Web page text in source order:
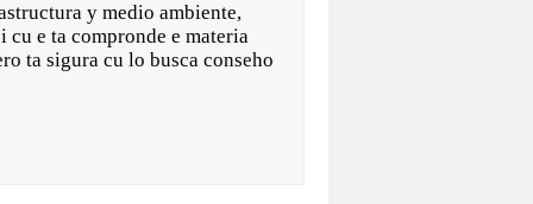
y medio ambiente,
cu e ta compronde e materia
ta sigura cu lo busca conseho